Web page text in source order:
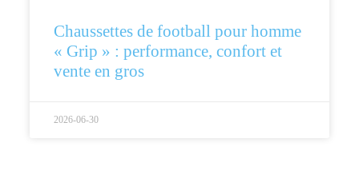
Chaussettes de football pour homme
« Grip » : performance, confort et
vente en gros
2026-06-30